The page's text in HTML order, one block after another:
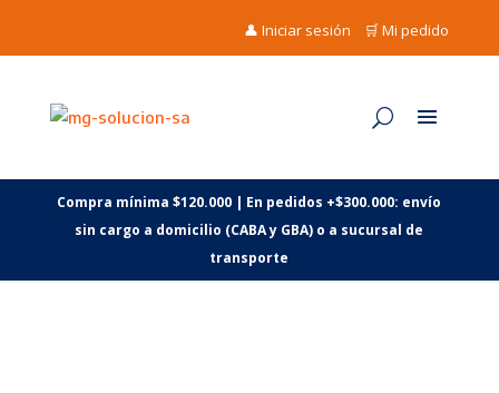
👤 Iniciar sesión 🛒 Mi pedido
Compra mínima $120.000 | En pedidos +$300.000: envío
sin cargo a domicilio (CABA y GBA) o a sucursal de
transporte